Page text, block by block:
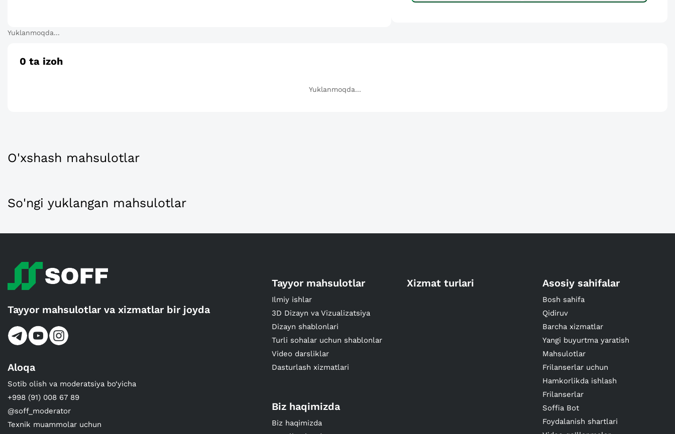
Yuklanmoqda...
0 ta izoh
Yuklanmoqda...
O'xshash mahsulotlar
So'ngi yuklangan mahsulotlar
Tayyor mahsulotlar va xizmatlar bir joyda
Aloqa
Sotib olish va moderatsiya bo‘yicha
+998 (91) 008 67 89
@soff_moderator
Texnik muammolar uchun
Tayyor mahsulotlar
Ilmiy ishlar
3D Dizayn va Vizualizatsiya
Dizayn shablonlari
Turli sohalar uchun shablonlar
Video darsliklar
Dasturlash xizmatlari
Xizmat turlari Asosiy sahifalar
Bosh sahifa
Qidiruv
Barcha xizmatlar
Yangi buyurtma yaratish
Mahsulotlar
Frilanserlar uchun
Hamkorlikda ishlash
Frilanserlar
Soffia Bot
Foydalanish shartlari
Biz haqimizda
Biz haqimizda